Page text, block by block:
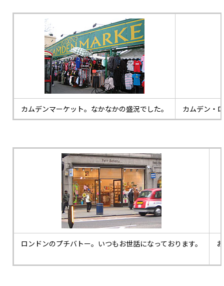
カムデンマーケット。なかなかの盛況でした。 カムデン・
ロンドンのプチバトー。いつもお世話になっております。